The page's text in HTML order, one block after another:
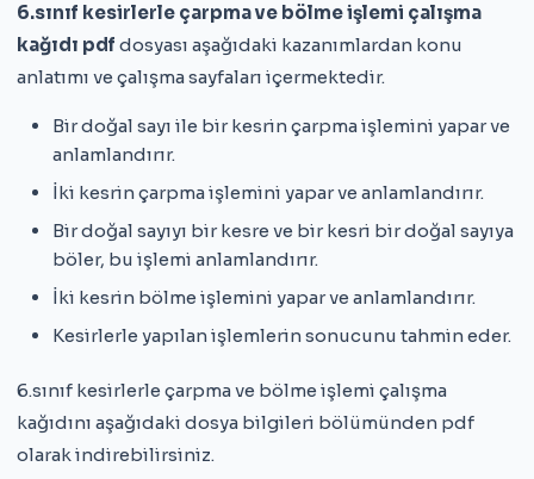
6.sınıf kesirlerle çarpma ve bölme işlemi çalışma
kağıdı pdf dosyası aşağıdaki kazanımlardan konu
anlatımı ve çalışma sayfaları içermektedir.
Bir doğal sayı ile bir kesrin çarpma işlemini yapar ve
anlamlandırır.
İki kesrin çarpma işlemini yapar ve anlamlandırır.
Bir doğal sayıyı bir kesre ve bir kesri bir doğal sayıya
böler, bu işlemi anlamlandırır.
İki kesrin bölme işlemini yapar ve anlamlandırır.
Kesirlerle yapılan işlemlerin sonucunu tahmin eder.
6.sınıf kesirlerle çarpma ve bölme işlemi çalışma
kağıdını aşağıdaki dosya bilgileri bölümünden pdf
olarak indirebilirsiniz.